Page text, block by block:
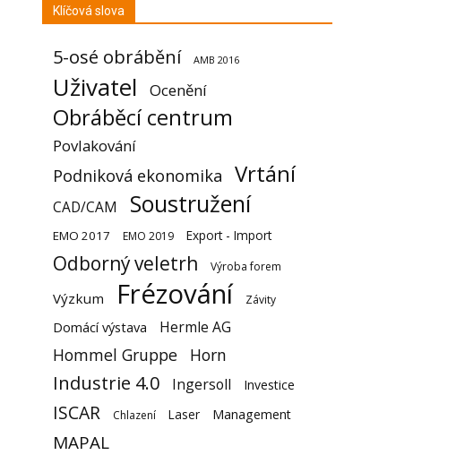
Klíčová slova
5-osé obrábění AMB 2016
Uživatel Ocenění
Obráběcí centrum
Povlakování
Podniková ekonomika Vrtání
CAD/CAM Soustružení
EMO 2017 EMO 2019 Export - Import
Odborný veletrh Výroba forem
Výzkum Frézování Závity
Domácí výstava Hermle AG
Hommel Gruppe Horn
Industrie 4.0 Ingersoll Investice
ISCAR Chlazení Laser Management
MAPAL